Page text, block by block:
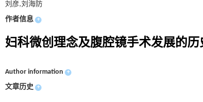
刘彦,刘海防
作者信息 +
妇科微创理念及腹腔镜手术发展的历
Author information +
文章历史 +